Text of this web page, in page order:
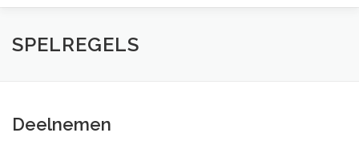
HOME SPELREGELS
SPELREGELS
Deelnemen